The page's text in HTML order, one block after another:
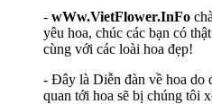
- wWw.VietFlower.InFo
yêu hoa, chúc các bạn có
cùng với các loài hoa đẹp!
- Đây là Diễn đàn về hoa do
quan tới hoa sẽ bị chúng tôi